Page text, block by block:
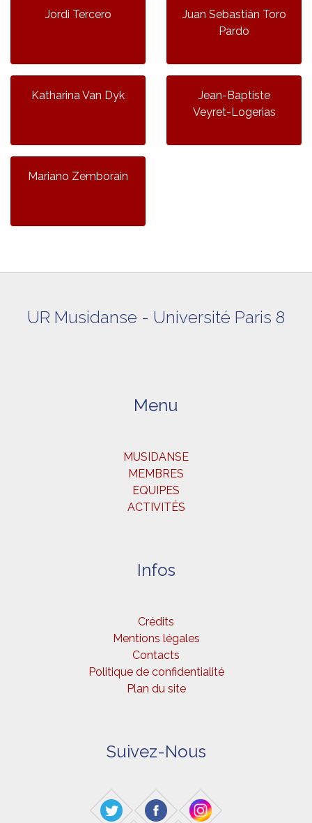
Jordi Tercero
Juan Sebastián Toro
Pardo
Katharina Van Dyk
Jean-Baptiste
Veyret-Logerias
Mariano Zemborain
UR Musidanse - Université Paris 8
Menu
MUSIDANSE
MEMBRES
EQUIPES
ACTIVITÉS
Infos
Crédits
Mentions légales
Contacts
Politique de confidentialité
Plan du site
Suivez-Nous